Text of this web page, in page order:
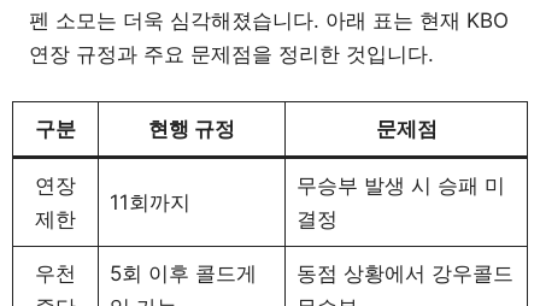
펜 소모는 더욱 심각해졌습니다. 아래 표는 현재 KBO
연장 규정과 주요 문제점을 정리한 것입니다.
구분 현행 규정 문제점
연장
제한
11회까지
무승부 발생 시 승패 미
결정
우천
5회 이후 콜드게
동점 상황에서 강우콜드